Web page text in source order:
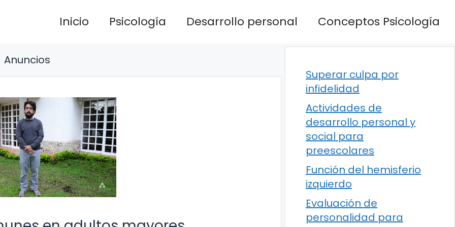
Inicio Psicología Desarrollo personal Conceptos Psicología
Anuncios
Superar culpa por
infidelidad
Actividades de
desarrollo personal y
social para
preescolares
Función del hemisferio
izquierdo
Evaluación de
personalidad para